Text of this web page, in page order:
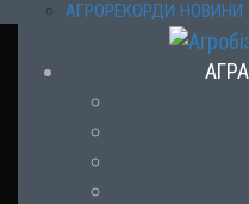
АГРОРЕКОРДИ НОВИНИ